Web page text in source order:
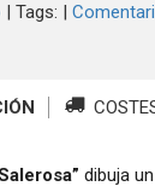
| Tags: |
dibuja